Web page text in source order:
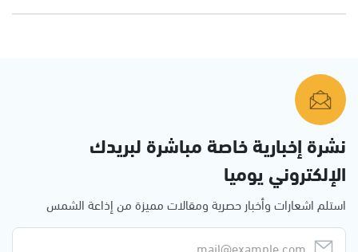
نشرة إخبارية خاصة مباشرة لبريدك
الإلكتروني يوميا
استلم اشعارات وأخبار حصرية ومقالات مميزة من إذاعة الشمس